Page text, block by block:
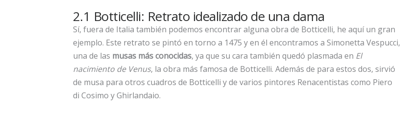
2.1 Botticelli: Retrato idealizado de una dama
Sí, fuera de Italia también podemos encontrar alguna obra de Botticelli, he aquí un gran
ejemplo. Este retrato se pintó en torno a 1475 y en él encontramos a Simonetta Vespucci,
una de las musas más conocidas, ya que su cara también quedó plasmada en El
nacimiento de Venus, la obra más famosa de Botticelli. Además de para estos dos, sirvió
de musa para otros cuadros de Botticelli y de varios pintores Renacentistas como Piero
di Cosimo y Ghirlandaio.